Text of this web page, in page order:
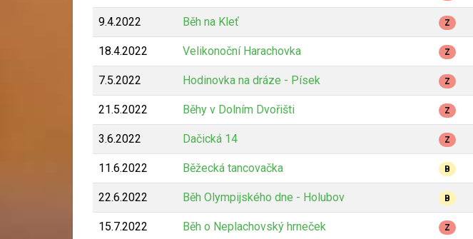
9.4.2022 Běh na Kleť Z
18.4.2022 Velikonoční Harachovka Z
7.5.2022 Hodinovka na dráze - Písek Z
21.5.2022 Běhy v Dolním Dvořišti Z
3.6.2022 Dačická 14 Z
11.6.2022 Běžecká tancovačka B
22.6.2022 Běh Olympijského dne - Holubov B
15.7.2022 Běh o Neplachovský hrneček Z